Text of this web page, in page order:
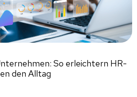
So erleichtern HR-
den Alltag